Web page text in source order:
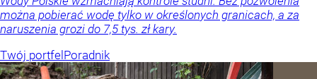
można pobierać wodę tylko w określonych granicach, a za
naruszenia grozi do 7,5 tys. zł kary.
Twój portfel Poradnik